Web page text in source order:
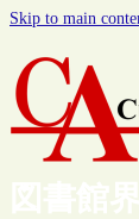
Skip to main
図書館